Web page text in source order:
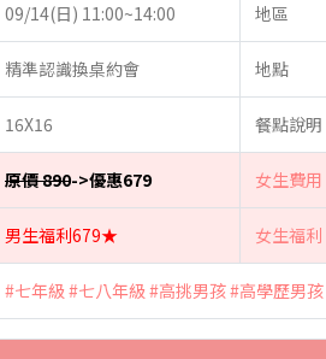
09/14(日) 11:00~14:00 地區
精準認識換桌約會 地點
16X16 餐點說明
原價 890->優惠679 女生費用
男生福利679★ 女生福利
#七年級 #七八年級 #高挑男孩#高學歷男孩